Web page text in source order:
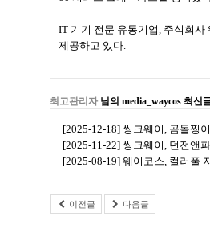
IT 기기 전문 유통기업, 주식회
제공하고 있다.
최고관리자 님의 media_waycos 최신
[2025-12-18] 씽크웨이, 곰돌찡
[2025-11-22] 씽크웨이, 던전앤
[2025-08-19] 웨이코스, 컬러풀
이전글 다음글